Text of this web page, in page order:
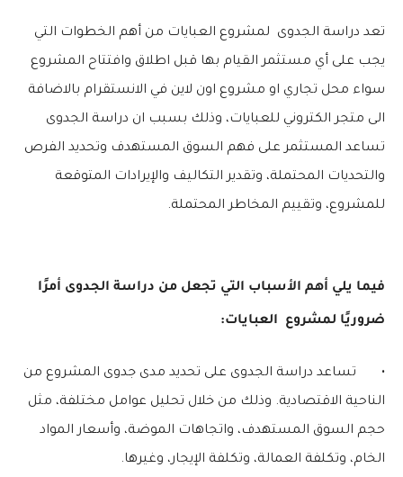
تعد دراسة الجدوى لمشروع العبايات من أهم الخطوات التي
يجب على أي مستثمر القيام بها قبل اطلاق وافتتاح المشروع
سواء محل تجاري او مشروع اون لاين في الانستقرام بالاضافة
الى متجر الكتروني للعبايات، وذلك بسبب ان دراسة الجدوى
تساعد المستثمر على فهم السوق المستهدف وتحديد الفرص
والتحديات المحتملة، وتقدير التكاليف والإيرادات المتوقعة
للمشروع، وتقييم المخاطر المحتملة.
فيما يلي أهم الأسباب التي تجعل من دراسة الجدوى أمرًا
ضروريًا لمشروع العبايات:
•
تساعد دراسة الجدوى على تحديد مدى جدوى المشروع من
الناحية الاقتصادية. وذلك من خلال تحليل عوامل مختلفة، مثل
حجم السوق المستهدف، واتجاهات الموضة، وأسعار المواد
الخام، وتكلفة العمالة، وتكلفة الإيجار، وغيرها.